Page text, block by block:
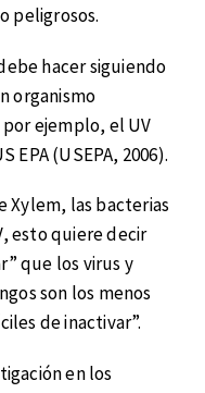
peligrosos.
hacer siguiendo
organismo
ejemplo, el UV
EPA (USEPA, 2006).
Xylem, las bacterias
esto quiere decir
que los virus y
son los menos
de inactivar”.
en los